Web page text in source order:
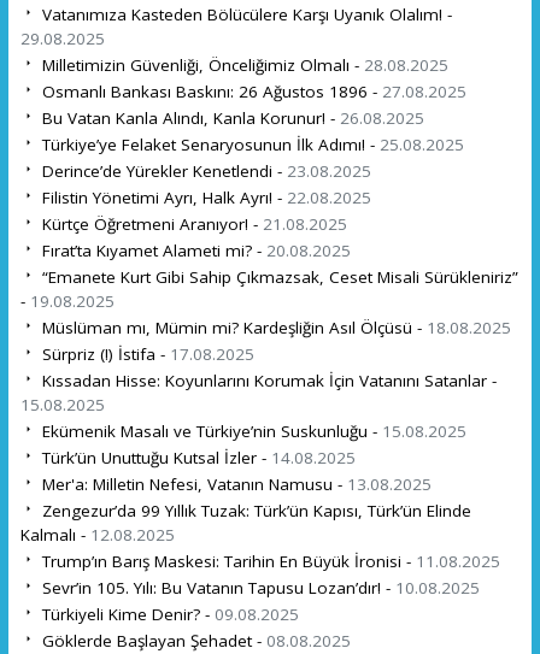
Vatanımıza Kasteden Bölücülere Karşı Uyanık Olalım! -
29.08.2025
Milletimizin Güvenliği, Önceliğimiz Olmalı - 28.08.2025
Osmanlı Bankası Baskını: 26 Ağustos 1896 - 27.08.2025
Bu Vatan Kanla Alındı, Kanla Korunur! - 26.08.2025
Türkiye’ye Felaket Senaryosunun İlk Adımı! - 25.08.2025
Derince’de Yürekler Kenetlendi - 23.08.2025
Filistin Yönetimi Ayrı, Halk Ayrı! - 22.08.2025
Kürtçe Öğretmeni Aranıyor! - 21.08.2025
Fırat’ta Kıyamet Alameti mi? - 20.08.2025
“Emanete Kurt Gibi Sahip Çıkmazsak, Ceset Misali Sürükleniriz”
- 19.08.2025
Müslüman mı, Mümin mi? Kardeşliğin Asıl Ölçüsü - 18.08.2025
Sürpriz (!) İstifa - 17.08.2025
Kıssadan Hisse: Koyunlarını Korumak İçin Vatanını Satanlar -
15.08.2025
Ekümenik Masalı ve Türkiye’nin Suskunluğu - 15.08.2025
Türk’ün Unuttuğu Kutsal İzler - 14.08.2025
Mer'a: Milletin Nefesi, Vatanın Namusu - 13.08.2025
Zengezur’da 99 Yıllık Tuzak: Türk’ün Kapısı, Türk’ün Elinde
Kalmalı - 12.08.2025
Trump’ın Barış Maskesi: Tarihin En Büyük İronisi - 11.08.2025
Sevr’in 105. Yılı: Bu Vatanın Tapusu Lozan’dır! - 10.08.2025
Türkiyeli Kime Denir? - 09.08.2025
Göklerde Başlayan Şehadet - 08.08.2025